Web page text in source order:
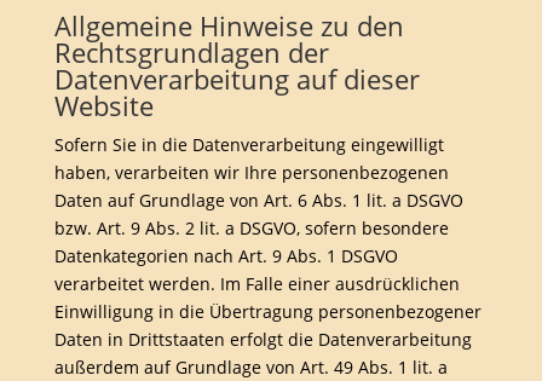
Allgemeine Hinweise zu den
Rechtsgrundlagen der
Datenverarbeitung auf dieser
Website
Sofern Sie in die Datenverarbeitung eingewilligt
haben, verarbeiten wir Ihre personenbezogenen
Daten auf Grundlage von Art. 6 Abs. 1 lit. a DSGVO
bzw. Art. 9 Abs. 2 lit. a DSGVO, sofern besondere
Datenkategorien nach Art. 9 Abs. 1 DSGVO
verarbeitet werden. Im Falle einer ausdrücklichen
Einwilligung in die Übertragung personenbezogener
Daten in Drittstaaten erfolgt die Datenverarbeitung
außerdem auf Grundlage von Art. 49 Abs. 1 lit. a